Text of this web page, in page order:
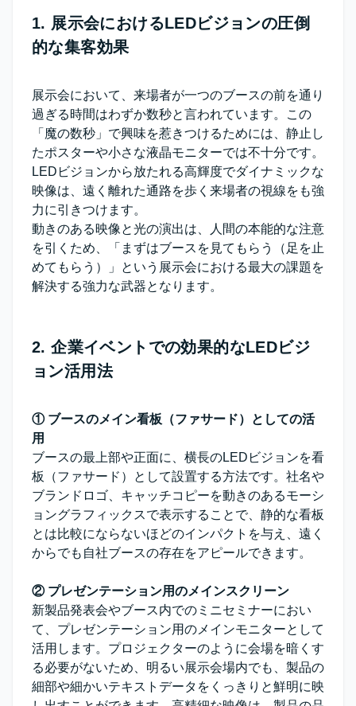
1. 展示会におけるLEDビジョンの圧倒
的な集客効果
展示会において、来場者が一つのブースの前を通り
過ぎる時間はわずか数秒と言われています。この
「魔の数秒」で興味を惹きつけるためには、静止し
たポスターや小さな液晶モニターでは不十分です。
LEDビジョンから放たれる高輝度でダイナミックな
映像は、遠く離れた通路を歩く来場者の視線をも強
力に引きつけます。
動きのある映像と光の演出は、人間の本能的な注意
を引くため、
「まずはブースを見てもらう（足を止
めてもらう）」という展示会における最大の課題を
解決する強力な武器となります。
2. 企業イベントでの効果的なLEDビジ
ョン活用法
① ブースのメイン看板（ファサード）としての活
用
ブースの最上部や正面に、横長のLEDビジョンを看
板（ファサード）として設置する方法です。社名や
ブランドロゴ、キャッチコピーを動きのあるモーシ
ョングラフィックスで表示することで、静的な看板
とは比較にならないほどのインパクトを与え、遠く
からでも自社ブースの存在をアピールできます。
② プレゼンテーション用のメインスクリーン
新製品発表会やブース内でのミニセミナーにおい
て、プレゼンテーション用のメインモニターとして
活用します。プロジェクターのように会場を暗くす
る必要がないため、明るい展示会場内でも、製品の
細部や細かいテキストデータをくっきりと鮮明に映